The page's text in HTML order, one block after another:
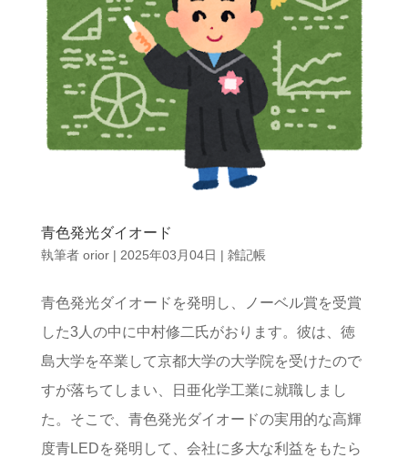
青色発光ダイオード
執筆者 orior| 2025年03月04日 | 雑記帳
青色発光ダイオードを発明し、ノーベル賞を受賞
した3人の中に中村修二氏がおります。彼は、徳
島大学を卒業して京都大学の大学院を受けたので
すが落ちてしまい、日亜化学工業に就職しまし
た。そこで、青色発光ダイオードの実用的な高輝
度青LEDを発明して、会社に多大な利益をもたら